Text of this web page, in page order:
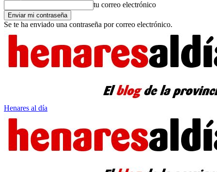
tu correo electrónico
Se te ha enviado una contraseña por correo electrónico.
Henares al día